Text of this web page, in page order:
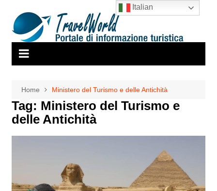
contenuto
Home Ministero del Turismo e delle Antichità
Tag: Ministero del Turismo e
delle Antichità
Italian